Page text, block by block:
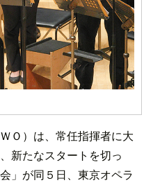
Ｏ）は、常任指揮者に大
新たなスタートを切っ
」が同５日、東京オペラ